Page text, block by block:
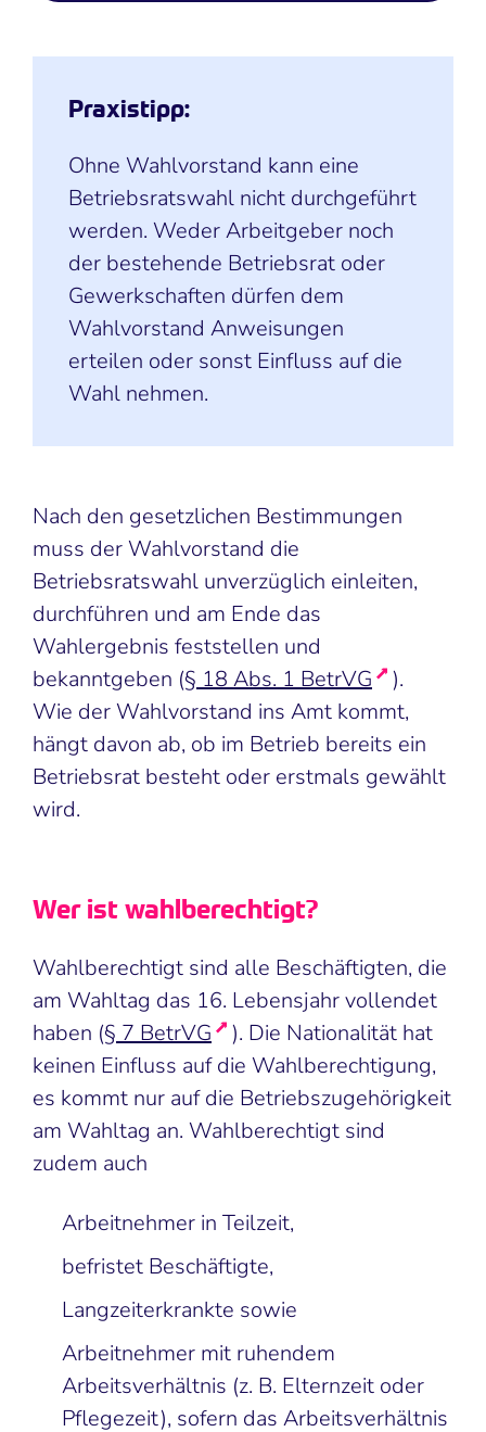
Praxistipp:
Ohne Wahlvorstand kann eine
Betriebsratswahl nicht durchgeführt
werden. Weder Arbeitgeber noch
der bestehende Betriebsrat oder
Gewerkschaften dürfen dem
Wahlvorstand Anweisungen
erteilen oder sonst Einfluss auf die
Wahl nehmen.
Nach den gesetzlichen Bestimmungen
muss der Wahlvorstand die
Betriebsratswahl unverzüglich einleiten,
durchführen und am Ende das
Wahlergebnis feststellen und
bekanntgeben (§ 18 Abs. 1 BetrVG
).
Wie der Wahlvorstand ins Amt kommt,
hängt davon ab, ob im Betrieb bereits ein
Betriebsrat besteht oder erstmals gewählt
wird.
Wer ist wahlberechtigt?
Wahlberechtigt sind alle Beschäftigten, die
am Wahltag das 16. Lebensjahr vollendet
haben (§ 7 BetrVG
). Die Nationalität hat
keinen Einfluss auf die Wahlberechtigung,
es kommt nur auf die Betriebszugehörigkeit
am Wahltag an. Wahlberechtigt sind
zudem auch
Arbeitnehmer in Teilzeit,
befristet Beschäftigte,
Langzeiterkrankte sowie
Arbeitnehmer mit ruhendem
Arbeitsverhältnis (z. B. Elternzeit oder
Pflegezeit), sofern das Arbeitsverhältnis